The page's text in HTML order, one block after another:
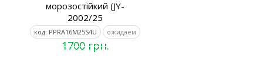
морозостійкий (JY-
2002/25
код: PPRA16M25S4U ожидаем
1700 грн.